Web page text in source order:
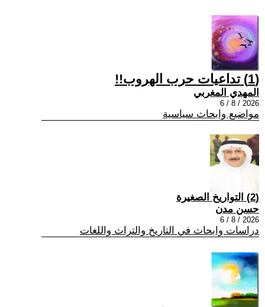
(1) تداعيات حرب الهروب!!
المهدي المغربي
2026 / 8 / 6
مواضيع وابحاث سياسية
(2) التواريخ الصغيرة
حسن مدن
2026 / 8 / 6
دراسات وابحاث في التاريخ والتراث واللغات